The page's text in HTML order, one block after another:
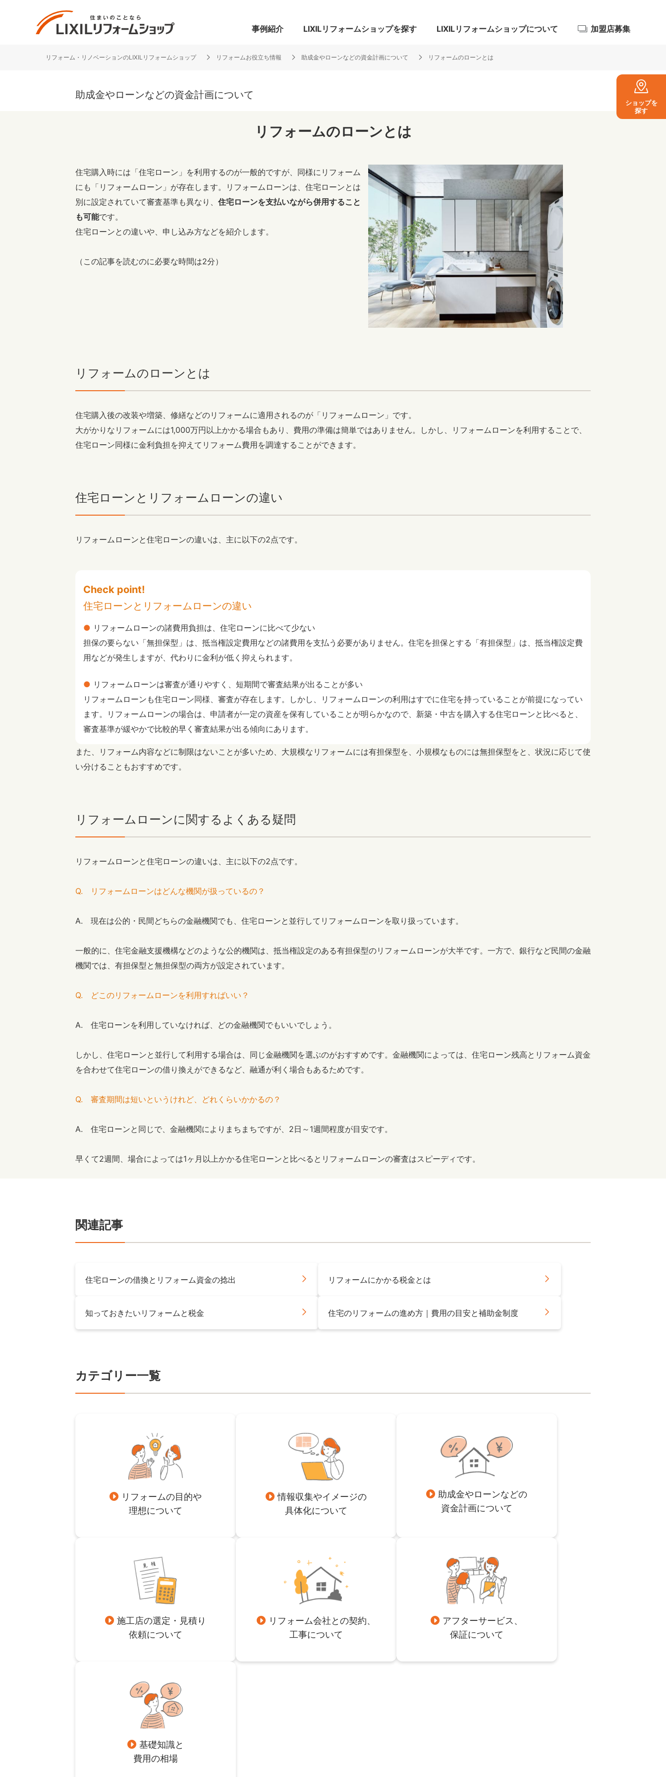
住宅リフォーム・リノベーション専門のLIXILリフォームショップ事例紹介
リフォーム事例を探す
玄関まわり 門まわり
バリアフリー 耐震補強 オール電化 省エネ 自然素材
収納 デザインリフォーム 中古リフォーム 古民家再生 家族の変化
ペットと暮らす
お客さまの声
LIXILリフォームショップを探す LIXILリフォームショップについて
LIXILリフォームショップについて
ここちいい暮らしをつくる、価値・性能向上
リフォームコンシェルジュ® リフォームアクセル
加盟店募集
リフォーム・リノベーションのLIXILリフォームショップ リフォームお役立ち情報 助成金やローンなどの資金計画について リフォームのローンとは
助成金やローンなどの資金計画について
リフォームのローンとは
住宅購入時には「住宅ローン」を利用するのが一般的ですが、同様にリフォーム
にも「リフォームローン」が存在します。リフォームローンは、住宅ローンとは
別に設定されていて審査基準も異なり、 住宅ローンを支払いながら併用すること
も可能です。
住宅ローンとの違いや、申し込み方などを紹介します。
（この記事を読むのに必要な時間は2分）
リフォームのローンとは
住宅購入後の改装や増築、修繕などのリフォームに適用されるのが「リフォームローン」です。
大がかりなリフォームには1,000万円以上かかる場合もあり、費用の準備は簡単ではありません。しかし、リフォームローンを利用することで、
住宅ローン同様に金利負担を抑えてリフォーム費用を調達することができます。
住宅ローンとリフォームローンの違い
リフォームローンと住宅ローンの違いは、主に以下の2点です。
Check point!
住宅ローンとリフォームローンの違い
リフォームローンの諸費用負担は、住宅ローンに比べて少ない
担保の要らない「無担保型」は、抵当権設定費用などの諸費用を支払う必要がありません。住宅を担保とする「有担保型」は、抵当権設定費
用などが発生しますが、代わりに金利が低く抑えられます。
リフォームローンは審査が通りやすく、短期間で審査結果が出ることが多い
リフォームローンも住宅ローン同様、審査が存在します。しかし、リフォームローンの利用はすでに住宅を持っていることが前提になってい
ます。リフォームローンの場合は、申請者が一定の資産を保有していることが明らかなので、新築・中古を購入する住宅ローンと比べると、
審査基準が緩やかで比較的早く審査結果が出る傾向にあります。
また、リフォーム内容などに制限はないことが多いため、大規模なリフォームには有担保型を、小規模なものには無担保型をと、状況に応じて使
い分けることもおすすめです。
リフォームローンに関するよくある疑問
リフォームローンと住宅ローンの違いは、主に以下の2点です。
Q. リフォームローンはどんな機関が扱っているの？
A. 現在は公的・民間どちらの金融機関でも、住宅ローンと並行してリフォームローンを取り扱っています。
一般的に、住宅金融支援機構などのような公的機関は、抵当権設定のある有担保型のリフォームローンが大半です。一方で、銀行など民間の金融
機関では、有担保型と無担保型の両方が設定されています。
Q. どこのリフォームローンを利用すればいい？
A. 住宅ローンを利用していなければ、どの金融機関でもいいでしょう。
しかし、住宅ローンと並行して利用する場合は、同じ金融機関を選ぶのがおすすめです。金融機関によっては、住宅ローン残高とリフォーム資金
を合わせて住宅ローンの借り換えができるなど、融通が利く場合もあるためです。
Q. 審査期間は短いというけれど、どれくらいかかるの？
A. 住宅ローンと同じで、金融機関によりまちまちですが、2日～1週間程度が目安です。
早くて2週間、場合によっては1ヶ月以上かかる住宅ローンと比べるとリフォームローンの審査はスピーディです。
関連記事
住宅ローンの借換とリフォーム資金の捻出 リフォームにかかる税金とは
知っておきたいリフォームと税金 住宅のリフォームの進め方｜費用の目安と補助金制度
カテゴリー一覧
リフォームの目的や
理想について
情報収集やイメージの
具体化について
助成金やローンなどの
資金計画について
施工店の選定・見積り
依頼について
リフォーム会社との契約、
工事について
アフターサービス、
保証について
基礎知識と
費用の相場
ショップを
探す